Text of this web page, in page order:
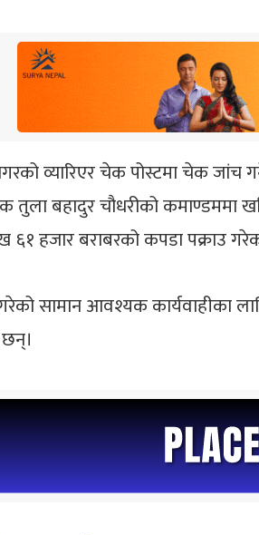
व्यारिएर चेक पोस्टमा चेक जांच
तुला बहादुर चौधरीको कमाण्डममा
६१ हजार बराबरको कपडा पक्राउ
सामान आवश्यक कार्यवाहीका